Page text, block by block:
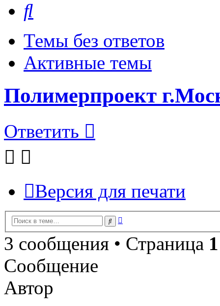
Темы без ответов
Активные темы
Полимерпроект
Ответить
Версия для печати
Поиск
3 сообщения • Страница 1
Сообщение
Автор